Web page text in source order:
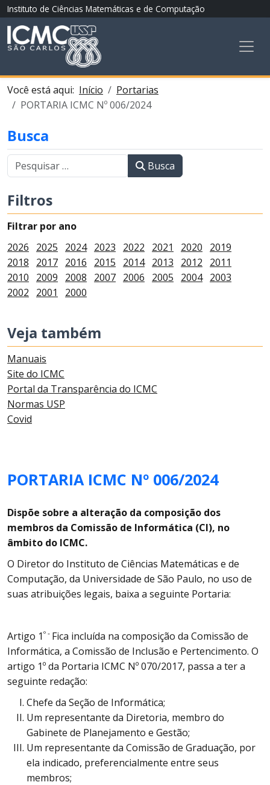
Instituto de Ciências Matemáticas e de Computação
Você está aqui: Início
Portarias
PORTARIA ICMC Nº 006/2024
Busca
Busca
Filtros
Filtrar por ano
2026
2025 2024 2023 2022 2021 2020
2019
2018
2017 2016 2015 2014 2013 2012
2011
2010
2009 2008 2007 2006 2005 2004 2003
2002
2001 2000
Veja também
Manuais
Site do ICMC
Portal da Transparência do ICMC
Normas USP
Covid
PORTARIA ICMC Nº 006/2024
Dispõe sobre a alteração da composição dos
membros da Comissão de Informática (CI), no
âmbito do ICMC.
O Diretor do Instituto de Ciências Matemáticas e de
Computação, da Universidade de São Paulo, no uso de
suas atribuições legais, baixa a seguinte Portaria:
Artigo 1º - Fica incluída na composição da Comissão de
Informática, a Comissão de Inclusão e Pertencimento. O
artigo 1º da Portaria ICMC Nº 070/2017, passa a ter a
seguinte redação:
Chefe da Seção de Informática;
Um representante da Diretoria, membro do
Gabinete de Planejamento e Gestão;
Um representante da Comissão de Graduação, por
ela indicado, preferencialmente entre seus
membros;